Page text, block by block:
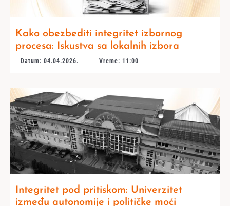
Kako obezbediti integritet izbornog
procesa: Iskustva sa lokalnih izbora
Datum: 04.04.2026. Vreme: 11:00
Integritet pod pritiskom: Univerzitet
između autonomije i političke moći